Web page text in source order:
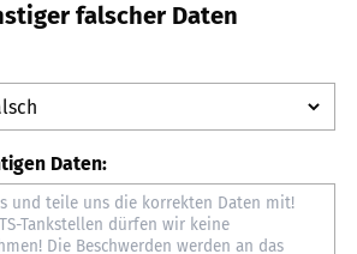
falscher Daten
Daten: